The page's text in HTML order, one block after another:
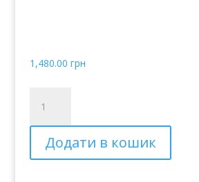
1,480.00 грн
кондиционер
–
Balmain
Moisturizing
Додати в кошик